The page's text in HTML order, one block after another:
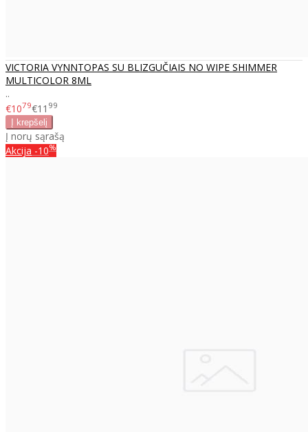
VICTORIA VYNNTOPAS SU BLIZGUČIAIS NO WIPE SHIMMER
MULTICOLOR 8ML
..
€1079€11 99
Į norų sąrašą
Akcija -10%